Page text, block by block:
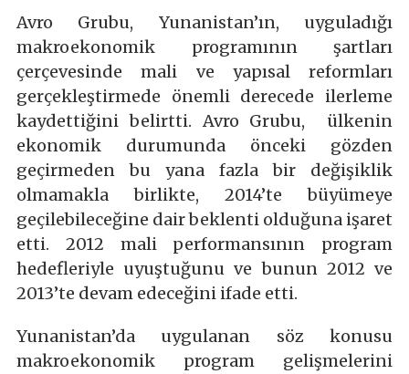
Avro Grubu, Yunanistan’ın, uyguladığı
makroekonomik programının şartları
çerçevesinde mali ve yapısal reformları
gerçekleştirmede önemli derecede ilerleme
kaydettiğini belirtti. Avro Grubu, ülkenin
ekonomik durumunda önceki gözden
geçirmeden bu yana fazla bir değişiklik
olmamakla birlikte, 2014’te büyümeye
geçilebileceğine dair beklenti olduğuna işaret
etti. 2012 mali performansının program
hedefleriyle uyuştuğunu ve bunun 2012 ve
2013’te devam edeceğini ifade etti.
Yunanistan’da uygulanan söz konusu
makroekonomik program gelişmelerini